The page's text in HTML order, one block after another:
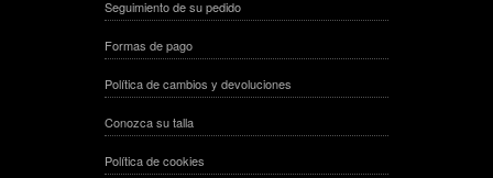
Seguimiento de su pedido
Formas de pago
Política de cambios y devoluciones
Conozca su talla
Política de cookies